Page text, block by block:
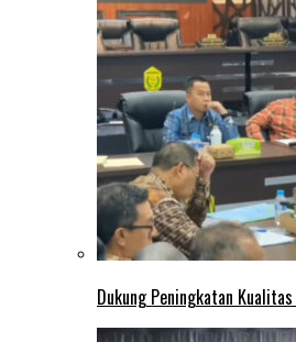
Dukung Peningkatan